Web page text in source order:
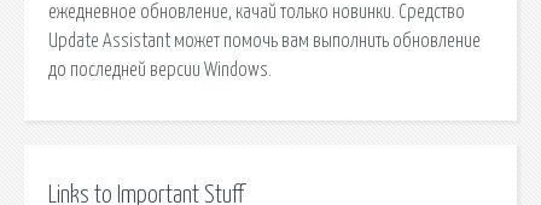
ежедневное обновление, качай только новинки. Средство
Update Assistant может помочь вам выполнить обновление
до последней версии Windows.
Links to Important Stuff